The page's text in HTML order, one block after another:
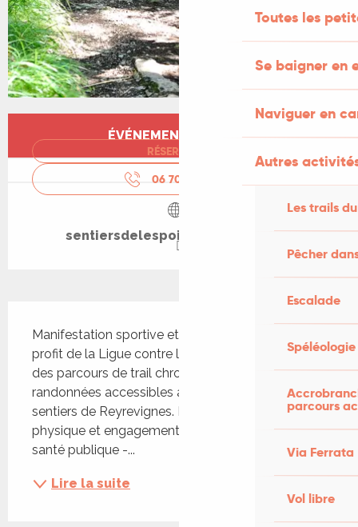
Toutes les
Se baigner en
Naviguer en
Autres
Les trails
Pêcher
Escalade
Spéléologie
parcours
Via Ferrata
Vol libre
Ouverture et coordonnées
ÉVÉNEMENT TERMINÉ
RÉSERVER
06 70 02 38
sentiersdelespoir.wordpress.com
Manifestation sportive et solidaire organisée au
profit de la Ligue contre le cancer. Elle propose
des parcours de trail chronométrés et des
randonnées accessibles à tous, à travers les
sentiers de Reyrevignes. L'événement associe défi
physique et engagement pour une cause de
santé publique -...
Lire la suite